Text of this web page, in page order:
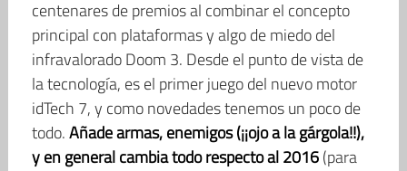
centenares de premios al combinar el concepto
principal con plataformas y algo de miedo del
infravalorado Doom 3. Desde el punto de vista de
la tecnología, es el primer juego del nuevo motor
idTech 7, y como novedades tenemos un poco de
todo.Añade armas, enemigos (¡¡ojo a la gárgola!!),
y en general cambia todo respecto al 2016(para